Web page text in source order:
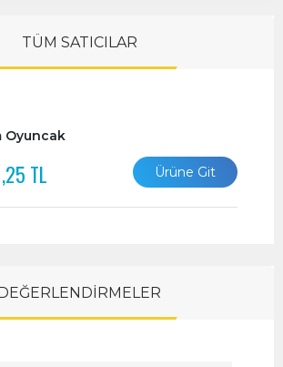
TÜM SATICILAR
Oyuncak
TL Ürüne Git
DEĞERLENDİRMELER